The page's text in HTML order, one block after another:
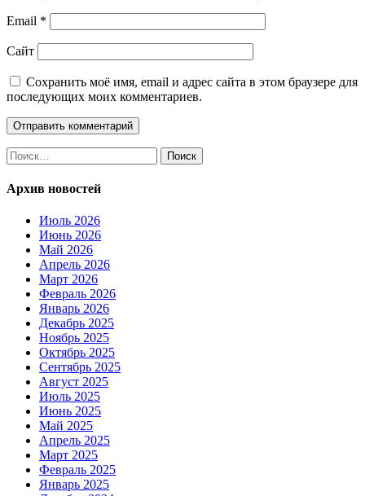
Email *
Сайт
Сохранить моё имя, email и адрес сайта в этом браузере для
последующих моих комментариев.
Найти:
Архив новостей
Июль 2026
Июнь 2026
Май 2026
Апрель 2026
Март 2026
Февраль 2026
Январь 2026
Декабрь 2025
Ноябрь 2025
Октябрь 2025
Сентябрь 2025
Август 2025
Июль 2025
Июнь 2025
Май 2025
Апрель 2025
Март 2025
Февраль 2025
Январь 2025